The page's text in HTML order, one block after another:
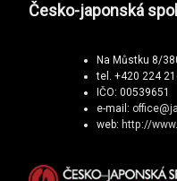
Česko-japonská
Na Můstku 8/
tel. +420 224
IČO: 00539651
e-mail:
web: http://